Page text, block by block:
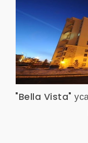
"Bella Vista"